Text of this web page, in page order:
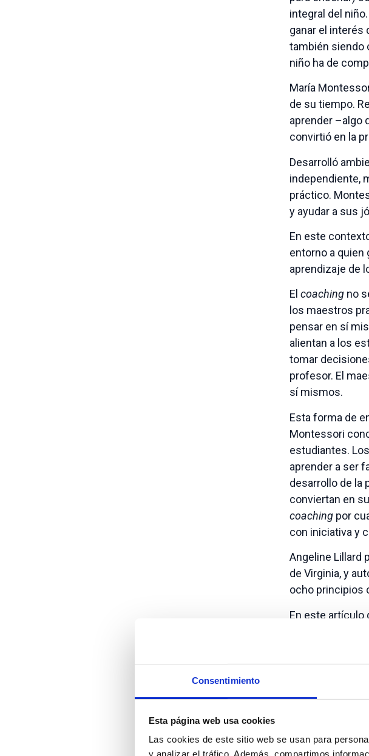
Consentimiento
Esta página web usa cookies
Las cookies de este sitio web se usan para
y analizar el tráfico. Además, compartimos
integral del
ganar el interés
también siendo
niño ha de
María
de su tiempo.
aprender –algo
convirtió en la
Desarrolló
independiente,
práctico.
y ayudar a sus
En este
entorno a quien
aprendizaje de
Elcoaching no
los maestros
pensar en sí
alientan a los
tomar
profesor. El
sí mismos.
Esta forma de
Montessori
estudiantes.
aprender a ser
desarrollo de la
conviertan en
coaching por
con iniciativa y
Angeline Lillard
de Virginia, y
ocho principios
En este artículo
2) el interés
3) las